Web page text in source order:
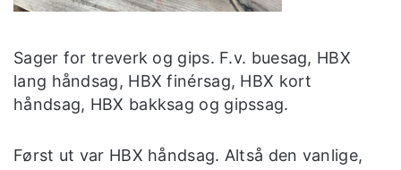
Sager for treverk og gips. F.v. buesag, HBX
lang håndsag, HBX finérsag, HBX kort
håndsag, HBX bakksag og gipssag.
Først ut var HBX håndsag. Altså den vanlige,